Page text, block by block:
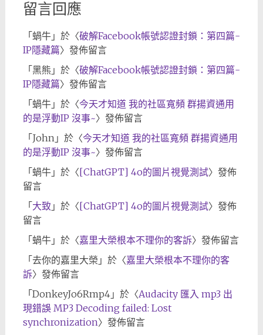
留言回應
「 蝸牛」於〈破解Facebook帳號認證封鎖：第四篇-
IP隱藏篇〉發佈留言
「 黑熊 」於〈破解Facebook帳號認證封鎖：第四篇-
IP隱藏篇〉發佈留言
「 蝸牛」於〈今天才知道 我的社區寬頻 群揚資通用
的是浮動IP 沒事~〉發佈留言
「 John」於〈今天才知道 我的社區寬頻 群揚資通用
的是浮動IP 沒事~〉發佈留言
「 蝸牛」於〈[ChatGPT] 4o的圖片視覺測試〉發佈
留言
「 大致 」於〈[ChatGPT] 4o的圖片視覺測試〉發佈
留言
「 蝸牛」於〈嘉里大榮根本不理你的客訴〉發佈留言
「 去你的嘉里大榮 」於〈嘉里大榮根本不理你的客
訴〉發佈留言
「 DonkeyJo6Rmp4」於〈Audacity 匯入 mp3 出
現錯誤 MP3 Decoding failed: Lost
synchronization〉發佈留言